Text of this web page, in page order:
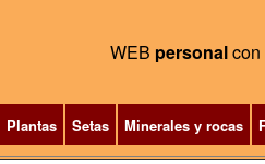
WEB personalcon
Plantas Setas Minerales y rocas